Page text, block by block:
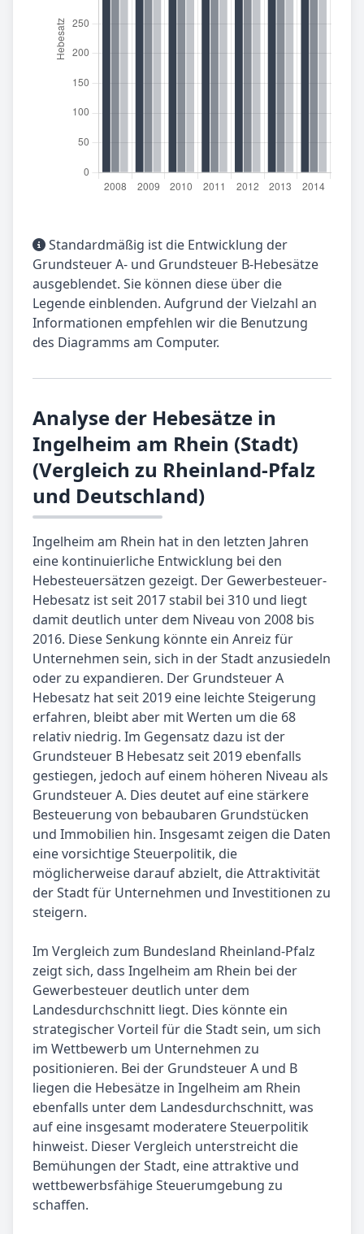
Standardmäßig ist die Entwicklung der
Grundsteuer A- und Grundsteuer B-Hebesätze
ausgeblendet. Sie können diese über die
Legende einblenden. Aufgrund der Vielzahl an
Informationen empfehlen wir die Benutzung
des Diagramms am Computer.
Analyse der Hebesätze in
Ingelheim am Rhein (Stadt)
(Vergleich zu Rheinland-Pfalz
und Deutschland)
Ingelheim am Rhein hat in den letzten Jahren
eine kontinuierliche Entwicklung bei den
Hebesteuersätzen gezeigt. Der Gewerbesteuer-
Hebesatz ist seit 2017 stabil bei 310 und liegt
damit deutlich unter dem Niveau von 2008 bis
2016. Diese Senkung könnte ein Anreiz für
Unternehmen sein, sich in der Stadt anzusiedeln
oder zu expandieren. Der Grundsteuer A
Hebesatz hat seit 2019 eine leichte Steigerung
erfahren, bleibt aber mit Werten um die 68
relativ niedrig. Im Gegensatz dazu ist der
Grundsteuer B Hebesatz seit 2019 ebenfalls
gestiegen, jedoch auf einem höheren Niveau als
Grundsteuer A. Dies deutet auf eine stärkere
Besteuerung von bebaubaren Grundstücken
und Immobilien hin. Insgesamt zeigen die Daten
eine vorsichtige Steuerpolitik, die
möglicherweise darauf abzielt, die Attraktivität
der Stadt für Unternehmen und Investitionen zu
steigern.
Im Vergleich zum Bundesland Rheinland-Pfalz
zeigt sich, dass Ingelheim am Rhein bei der
Gewerbesteuer deutlich unter dem
Landesdurchschnitt liegt. Dies könnte ein
strategischer Vorteil für die Stadt sein, um sich
im Wettbewerb um Unternehmen zu
positionieren. Bei der Grundsteuer A und B
liegen die Hebesätze in Ingelheim am Rhein
ebenfalls unter dem Landesdurchschnitt, was
auf eine insgesamt moderatere Steuerpolitik
hinweist. Dieser Vergleich unterstreicht die
Bemühungen der Stadt, eine attraktive und
wettbewerbsfähige Steuerumgebung zu
schaffen.